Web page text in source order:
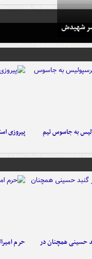
شهیدش
به جاسوس تیم پیروزی
حسینی همچنان در
حرم